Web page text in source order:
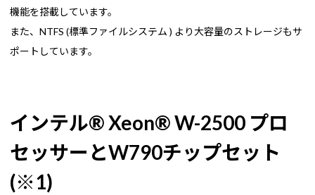
機能を搭載しています。
また、NTFS (標準ファイルシステム ) より大容量のストレージもサ
ポートしています。
インテル® Xeon® W-2500 プロ
セッサーとW790チップセット
(※1)